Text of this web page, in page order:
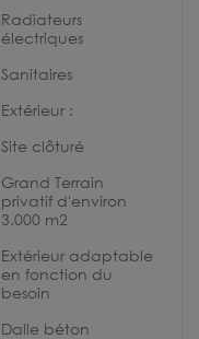
Radiateurs
électriques
Sanitaires
Extérieur :
Site clôturé
Grand Terrain
privatif d'environ
3.000 m2
Extérieur adaptable
en fonction du
besoin
Dalle béton